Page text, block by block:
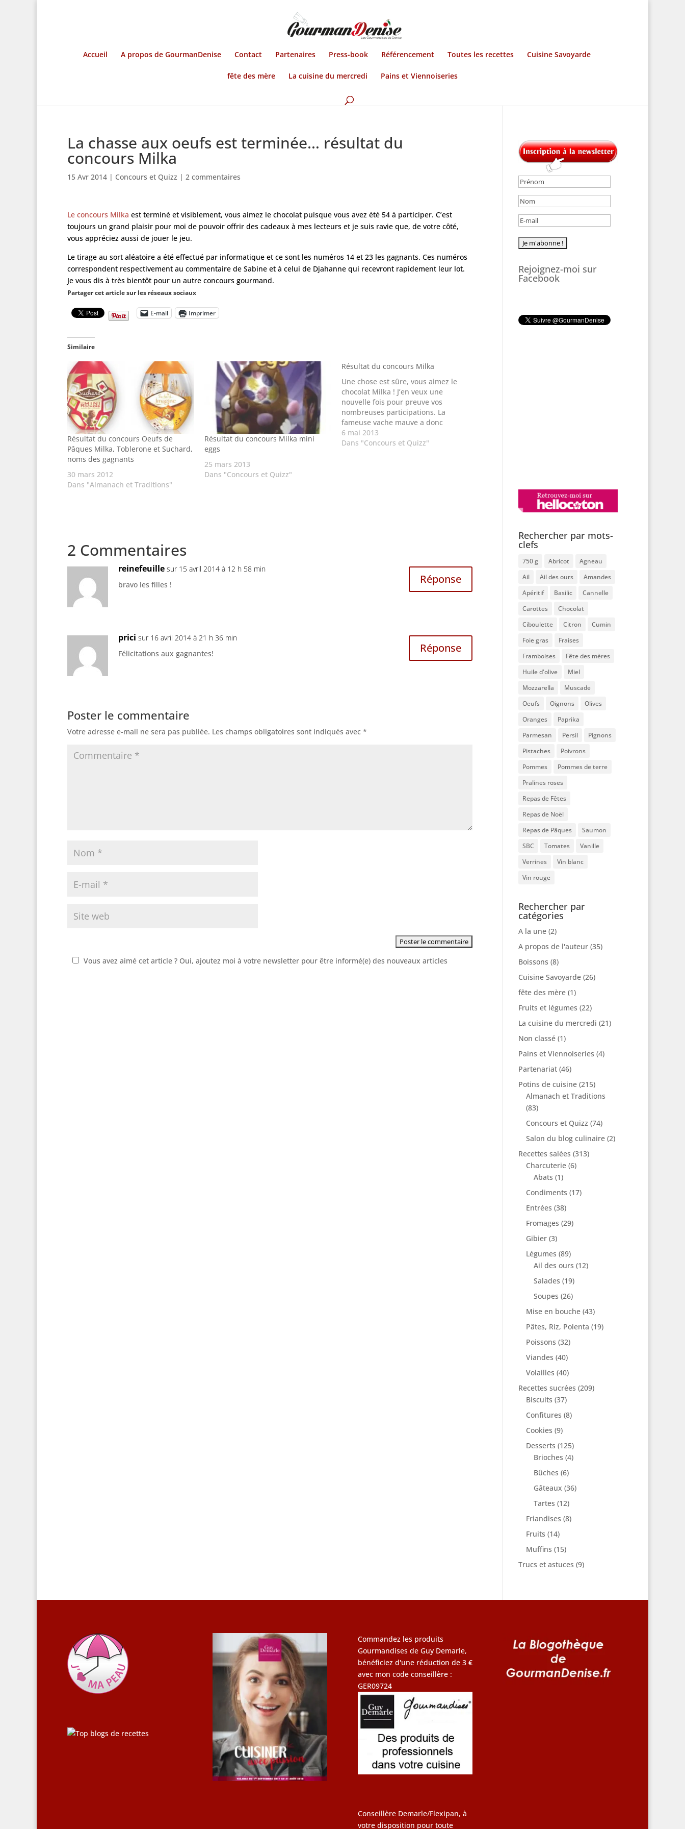
Accueil A propos de GourmanDenise Contact Partenaires Press-book Référencement Toutes les recettes Cuisine Savoyarde
fête des mère La cuisine du mercredi Pains et Viennoiseries
La chasse aux oeufs est terminée… résultat du
concours Milka
15 Avr 2014 | Concours et Quizz | 2 commentaires
Le concours Milka est terminé et visiblement, vous aimez le chocolat puisque vous avez été 54 à participer. C’est
toujours un grand plaisir pour moi de pouvoir offrir des cadeaux à mes lecteurs et je suis ravie que, de votre côté,
vous appréciez aussi de jouer le jeu.
Le tirage au sort aléatoire a été effectué par informatique et ce sont les numéros 14 et 23 les gagnants. Ces numéros
correspondent respectivement au commentaire de Sabine et à celui de Djahanne qui recevront rapidement leur lot.
Je vous dis à très bientôt pour un autre concours gourmand.
Partager cet article sur les réseaux sociaux
E-mail Imprimer
Similaire
Résultat du concours Oeufs de
Pâques Milka, Toblerone et Suchard,
noms des gagnants
30 mars 2012
Dans "Almanach et Traditions"
Résultat du concours Milka mini
eggs
25 mars 2013
Dans "Concours et Quizz"
Résultat du concours Milka
Une chose est sûre, vous aimez le
chocolat Milka ! J’en veux une
nouvelle fois pour preuve vos
nombreuses participations. La
fameuse vache mauve a donc
procédé au tirage au sort. Les
numéros gagnants sont les 19, 34 et
6 mai 2013
Dans "Concours et Quizz"
2 Commentaires
reinefeuille sur 15 avril 2014 à 12 h 58 min
bravo les filles !
Réponse
prici sur 16 avril 2014 à 21 h 36 min
Félicitations aux gagnantes!
Réponse
Poster le commentaire
Votre adresse e-mail ne sera pas publiée. Les champs obligatoires sont indiqués avec *
Vous avez aimé cet article ? Oui, ajoutez moi à votre newsletter pour être informé(e) des nouveaux articles
Rejoignez-moi sur
Facebook
Rechercher par mots-
clefs
750 g Abricot
Agneau
Ail
Ail des ours
Amandes
Apéritif
Basilic
Cannelle
Carottes
Chocolat
Ciboulette
Citron
Cumin
Foie gras
Fraises
Framboises
Fête des mères
Huile d'olive
Miel
Mozzarella
Muscade
Oeufs
Oignons
Olives
Oranges
Paprika
Parmesan
Persil
Pignons
Pistaches
Poivrons
Pommes
Pommes de terre
Pralines roses
Repas de Fêtes
Repas de Noël
Repas de Pâques
Saumon
SBC
Tomates
Vanille
Verrines
Vin blanc
Vin rouge
Rechercher par
catégories
A la une(2)
A propos de l'auteur(35)
Boissons (8)
Cuisine Savoyarde(26)
fête des mère(1)
Fruits et légumes (22)
La cuisine du mercredi (21)
Non classé(1)
Pains et Viennoiseries (4)
Partenariat(46)
Potins de cuisine(215)
Almanach et Traditions
(83)
Concours et Quizz (74)
Salon du blog culinaire(2)
Recettes salées (313)
Charcuterie(6)
Abats (1)
Condiments (17)
Entrées (38)
Fromages (29)
Gibier(3)
Légumes (89)
Ail des ours (12)
Salades (19)
Soupes (26)
Mise en bouche(43)
Pâtes, Riz, Polenta (19)
Poissons (32)
Viandes (40)
Volailles (40)
Recettes sucrées (209)
Biscuits (37)
Confitures (8)
Cookies (9)
Desserts (125)
Brioches (4)
Bûches (6)
Gâteaux (36)
Tartes (12)
Friandises (8)
Fruits (14)
Muffins (15)
Trucs et astuces (9)
Commandez les produits
Gourmandises de Guy Demarle,
bénéficiez d'une réduction de 3 €
avec mon code conseillère :
GER09724
Conseillère Demarle/Flexipan, à
votre disposition pour toute